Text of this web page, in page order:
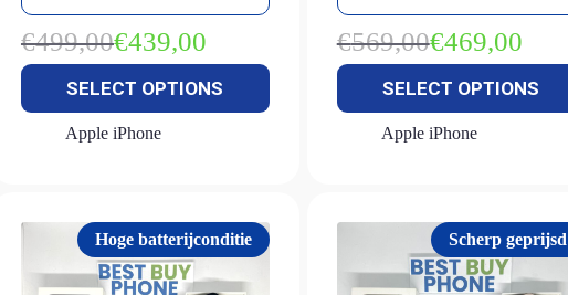
€499,00Oorspronkelijke
prijs
was:
€499,00.
€439,00
Huidige
prijs
is:
€439,00.
SELECT OPTIONS
Apple iPhone
€569,00Oorspronkelijke
prijs
was:
€569,00.
€469,00
Huidige
prijs
is:
€469,00.
SELECT OPTIONS
Apple iPhone
Hoge batterijconditie Scherp geprijsd